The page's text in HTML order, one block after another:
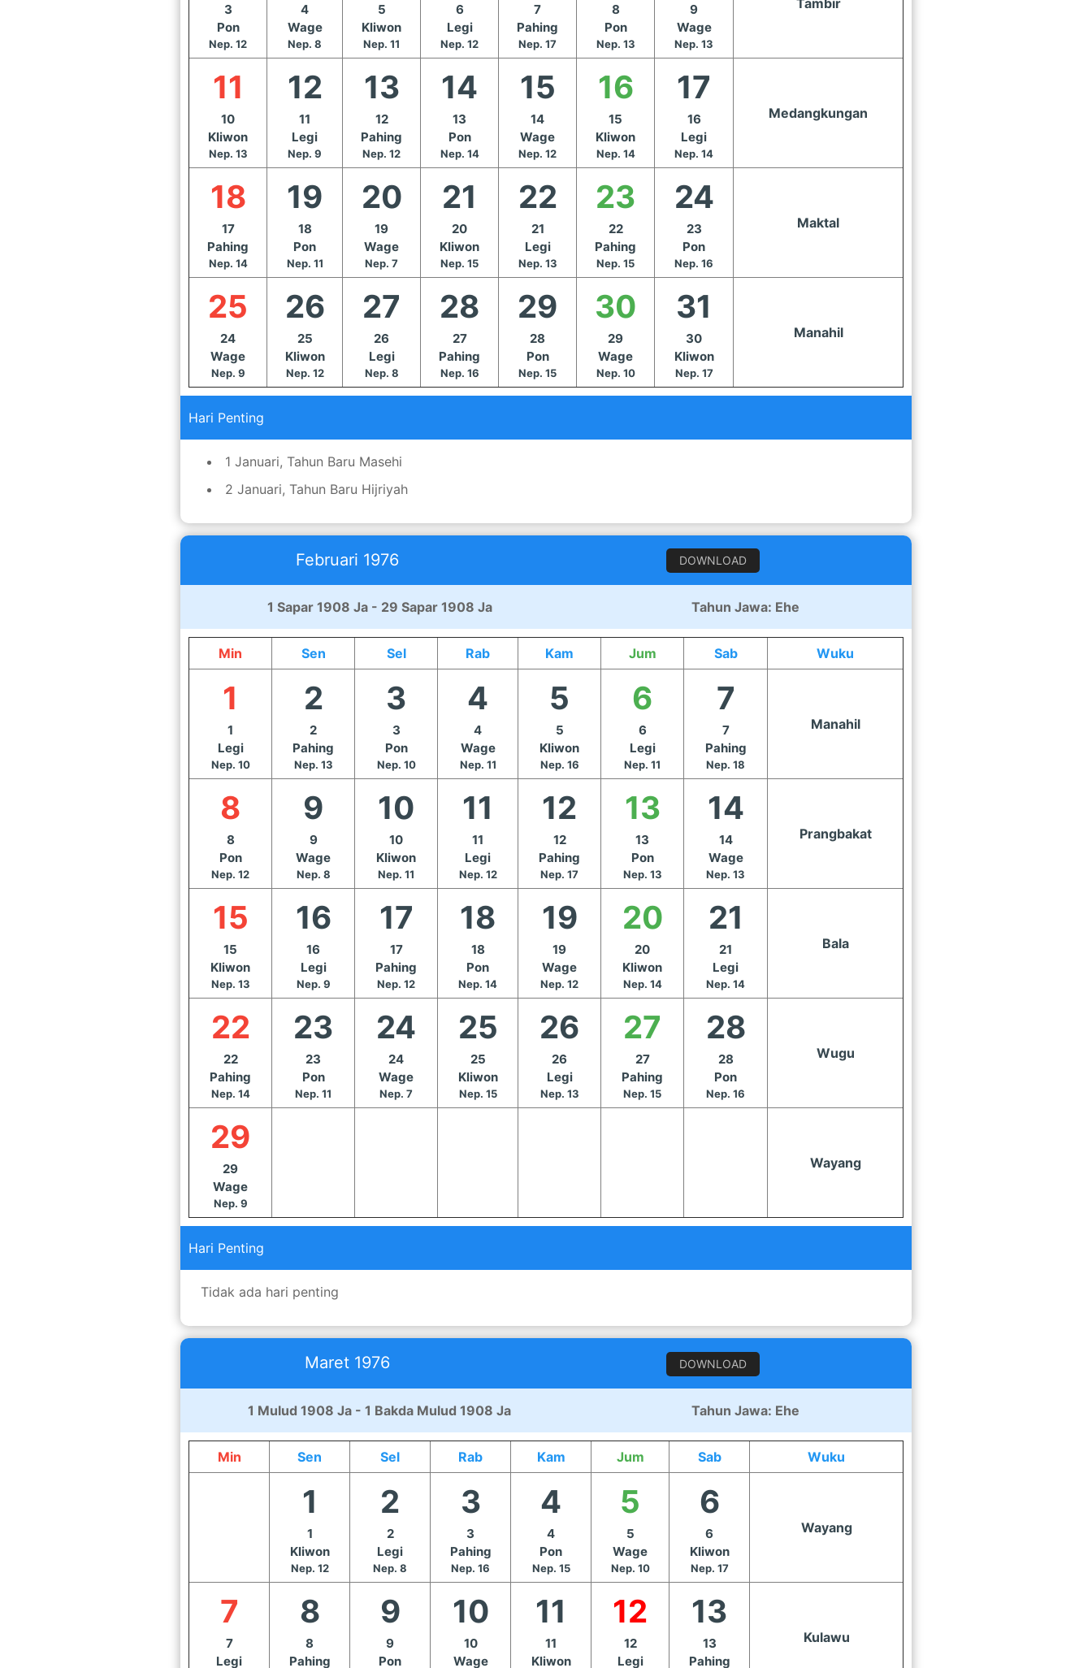
3
Pon
Nep. 12
4
Wage
Nep. 8
5
Kliwon
Nep. 11
6
Legi
Nep. 12
7
Pahing
Nep. 17
8
Pon
Nep. 13
9
Wage
Nep. 13
11
10
Kliwon
Nep. 13
12
11
Legi
Nep. 9
13
12
Pahing
Nep. 12
14
13
Pon
Nep. 14
15
14
Wage
Nep. 12
16
15
Kliwon
Nep. 14
17
16
Legi
Nep. 14
Medangkungan
18
17
Pahing
Nep. 14
19
18
Pon
Nep. 11
20
19
Wage
Nep. 7
21
20
Kliwon
Nep. 15
22
21
Legi
Nep. 13
23
22
Pahing
Nep. 15
24
23
Pon
Nep. 16
Maktal
25
24
Wage
Nep. 9
26
25
Kliwon
Nep. 12
27
26
Legi
Nep. 8
28
27
Pahing
Nep. 16
29
28
Pon
Nep. 15
30
29
Wage
Nep. 10
31
30
Kliwon
Nep. 17
Manahil
Hari Penting
1 Januari, Tahun Baru Masehi
2 Januari, Tahun Baru Hijriyah
Februari 1976 DOWNLOAD
1 Sapar 1908 Ja - 29 Sapar 1908 Ja Tahun Jawa: Ehe
Min Sen Sel Rab Kam Jum Sab Wuku
1
1
Legi
Nep. 10
2
2
Pahing
Nep. 13
3
3
Pon
Nep. 10
4
4
Wage
Nep. 11
5
5
Kliwon
Nep. 16
6
6
Legi
Nep. 11
7
7
Pahing
Nep. 18
Manahil
8
8
Pon
Nep. 12
9
9
Wage
Nep. 8
10
10
Kliwon
Nep. 11
11
11
Legi
Nep. 12
12
12
Pahing
Nep. 17
13
13
Pon
Nep. 13
14
14
Wage
Nep. 13
Prangbakat
15
15
Kliwon
Nep. 13
16
16
Legi
Nep. 9
17
17
Pahing
Nep. 12
18
18
Pon
Nep. 14
19
19
Wage
Nep. 12
20
20
Kliwon
Nep. 14
21
21
Legi
Nep. 14
Bala
22
22
Pahing
Nep. 14
23
23
Pon
Nep. 11
24
24
Wage
Nep. 7
25
25
Kliwon
Nep. 15
26
26
Legi
Nep. 13
27
27
Pahing
Nep. 15
28
28
Pon
Nep. 16
Wugu
29
29
Wage
Nep. 9
Wayang
Hari Penting
Tidak ada hari penting
Maret 1976 DOWNLOAD
1 Mulud 1908 Ja - 1 Bakda Mulud 1908 Ja Tahun Jawa: Ehe
Min Sen Sel Rab Kam Jum Sab Wuku
1
1
Kliwon
Nep. 12
2
2
Legi
Nep. 8
3
3
Pahing
Nep. 16
4
4
Pon
Nep. 15
5
5
Wage
Nep. 10
6
6
Kliwon
Nep. 17
Wayang
7
7
Legi
8
8
Pahing
9
9
Pon
10
10
Wage
11
11
Kliwon
12
12
Legi
13
13
Pahing
Kulawu